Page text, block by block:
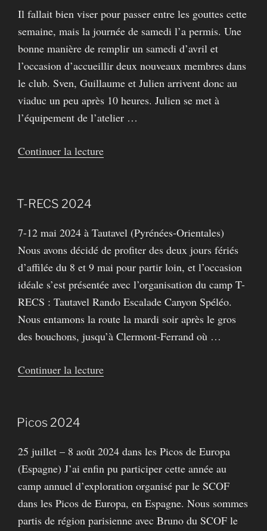
Lot »
Il fallait bien viser pour passer entre les gouttes cette
semaine, mais la journée de samedi l’a permis. Une
bonne manière de remplir un samedi d’avril et
l’occasion d’accueillir deux nouveaux membres dans
le club. Sven, Guillaume et Julien arrivent donc au
viaduc un peu après 10 heures. Julien se met à
l’équipement de l’atelier …
Continuer la lecturede
Fauvettes »
T-RECS 2024
7-12 mai 2024 à Tautavel (Pyrénées-Orientales)
Nous avons décidé de profiter des deux jours fériés
d’affilée du 8 et 9 mai pour partir loin, et l’occasion
idéale s’est présentée avec l’organisation du camp T-
RECS : Tautavel Rando Escalade Canyon Spéléo.
Nous entamons la route la mardi soir après le gros
des bouchons, jusqu’à Clermont-Ferrand où …
Continuer la lecturede
Picos 2024
25 juillet – 8 août 2024 dans les Picos de Europa
(Espagne) J’ai enfin pu participer cette année au
camp annuel d’exploration organisé par le SCOF
dans les Picos de Europa, en Espagne. Nous sommes
partis de région parisienne avec Bruno du SCOF le